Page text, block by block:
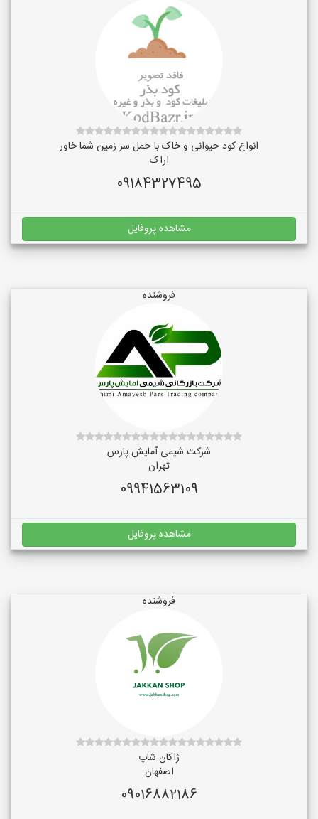
انواع کود حیوانی و خاک با حمل سر زمین شما خاور
اراک
09184327495
مشاهده پروفایل
فروشنده
شرکت شیمی آمایش پارس
تهران
09941563109
مشاهده پروفایل
فروشنده
ژاکان شاپ
اصفهان
09016882186